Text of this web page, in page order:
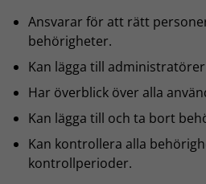
Ansvarar för att rätt
behörigheter.
Kan lägga till
Har överblick över alla
Kan lägga till och ta bort
Kan kontrollera alla
kontrollperioder.